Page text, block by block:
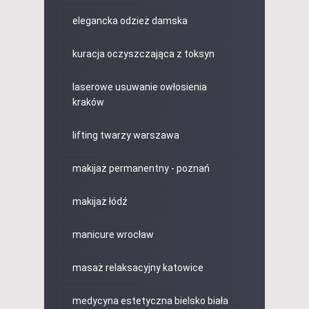
elegancka odzież damska
kuracja oczyszczająca z toksyn
laserowe usuwanie owłosienia
kraków
lifting twarzy warszawa
makijaż permanentny - poznań
makijaż łódź
manicure wrocław
masaż relaksacyjny katowice
medycyna estetyczna bielsko biała